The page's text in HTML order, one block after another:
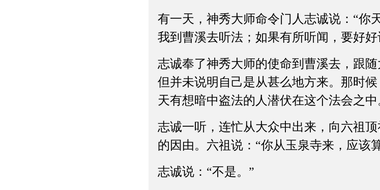
有一天，神秀大师命令门人志诚说：“你
我到曹溪去听法；如果有所听闻，要好
志诚奉了神秀大师的使命到曹溪去，跟
但并未说明自己是从甚么地方来。那时
天有想暗中盗法的人潜伏在这个法会之中
志诚一听，连忙从大众中出来，向六祖
的因由。六祖说：“你从玉泉寺来，应该
志诚说：“不是。”